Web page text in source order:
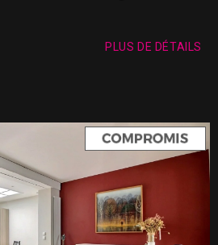
PLUS DE DÉTAILS